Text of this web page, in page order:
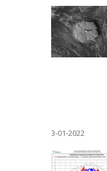
3-01-2022